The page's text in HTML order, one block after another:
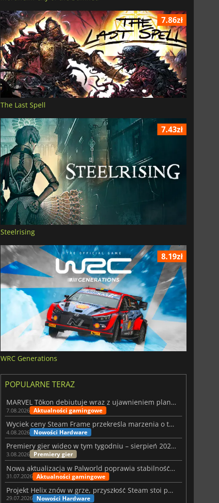
7.86zł
The Last Spell
7.43zł
Steelrising
8.19zł
WRC Generations
POPULARNE TERAZ
MARVEL Tōkon debiutuje wraz z ujawnieniem planu rozwoju na pierwszy rok
7.08.2026 Aktualności gamingowe
Wyciek ceny Steam Frame przekreśla marzenia o tanim zestawie VR
4.08.2026 Nowości Hardware
Premiery gier wideo w tym tygodniu – sierpień 2026 r. (32. tydzień)
3.08.2026 Premiery gier
Nowa aktualizacja w Palworld poprawia stabilność Sunreach i walk z bossami
31.07.2026 Aktualności gamingowe
Projekt Helix znów w grze, przyszłość Steam stoi pod znakiem zapytania
29.07.2026 Nowości Hardware